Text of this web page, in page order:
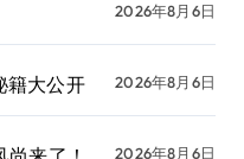
2026年8月6日
籍大公开 2026年8月6日
2026年8月6日